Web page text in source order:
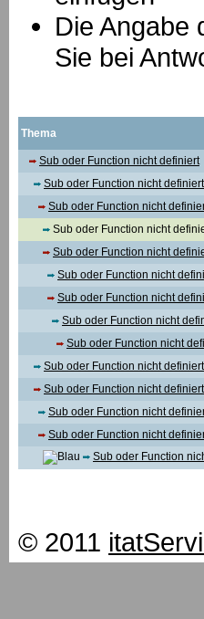
Die Angabe
Sie bei
Thema
Sub oder Function nicht definiert
Sub oder Function nicht definiert
Sub oder Function nicht
Sub oder Function nicht
Sub oder Function nicht
Sub oder Function nicht
Sub oder Function nicht
Sub oder Function nicht
Sub oder Function nicht
Sub oder Function nicht definiert
Sub oder Function nicht definiert
Sub oder Function nicht
Sub oder Function nicht
Sub oder Function
© 2011